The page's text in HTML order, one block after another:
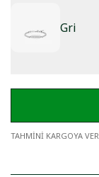
Gri
TAHMİNİ KARGOYA